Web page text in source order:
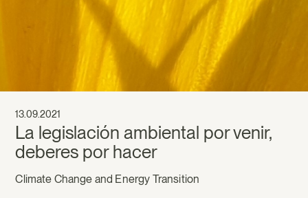
La legislación ambiental por venir,
deberes por hacer
13.09.2021
Climate Change and Energy Transition